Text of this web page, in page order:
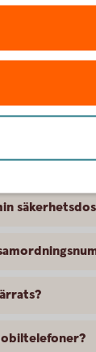
till vilken
BankID?